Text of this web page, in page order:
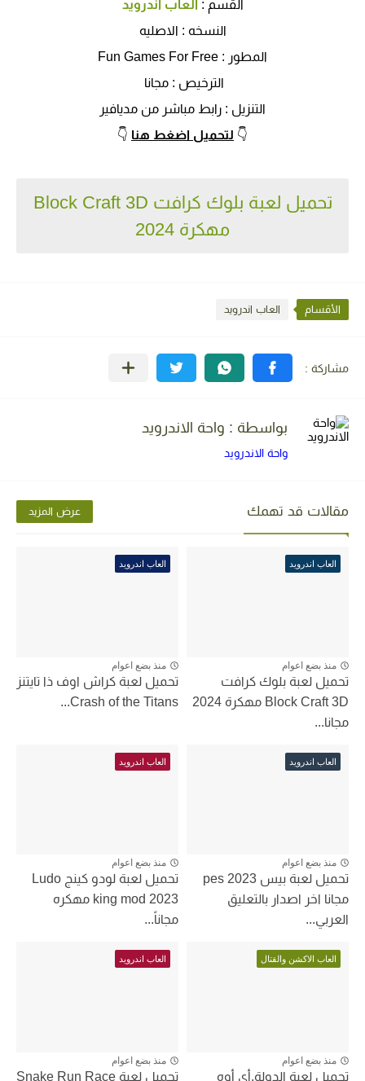
القسم :
العاب اندرويد
النسخه : الاصليه
المطور : Fun Games For Free
الترخيص : مجانا
التنزيل : رابط مباشر من مديافير
👇 لتحميل اضغط هنا 👇
تحميل لعبة بلوك كرافت Block Craft 3D
مهكرة 2024
الأقسام العاب اندرويد
بواسطة : واحة الاندرويد
واحة الاندرويد
مقالات قد تهمك عرض المزيد
العاب اندرويد
منذ بضع اعوام
تحميل لعبة بلوك كرافت
Block Craft 3D مهكرة 2024
مجانا...
العاب اندرويد
منذ بضع اعوام
تحميل لعبة كراش اوف ذا تايتنز
Crash of the Titans...
العاب اندرويد
منذ بضع اعوام
تحميل لعبة بيس pes 2023
مجانا اخر اصدار بالتعليق
العربي...
العاب اندرويد
منذ بضع اعوام
تحميل لعبة لودو كينج Ludo
king mod 2023 مهكره
مجاناً...
العاب الاكشن والقتال
منذ بضع اعوام
تحميل لعبة الدولة.أي أوه
العاب اندرويد
منذ بضع اعوام
تحميل لعبة Snake Run Race